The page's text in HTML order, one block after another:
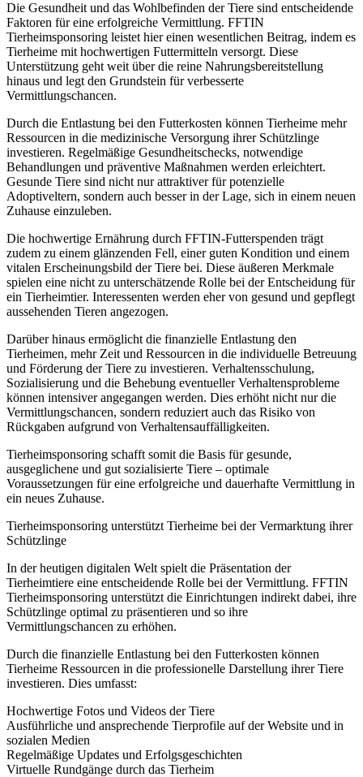
Die Gesundheit und das Wohlbefinden der Tiere sind entscheidende
Faktoren für eine erfolgreiche Vermittlung. FFTIN
Tierheimsponsoring leistet hier einen wesentlichen Beitrag, indem es
Tierheime mit hochwertigen Futtermitteln versorgt. Diese
Unterstützung geht weit über die reine Nahrungsbereitstellung
hinaus und legt den Grundstein für verbesserte
Vermittlungschancen.
Durch die Entlastung bei den Futterkosten können Tierheime mehr
Ressourcen in die medizinische Versorgung ihrer Schützlinge
investieren. Regelmäßige Gesundheitschecks, notwendige
Behandlungen und präventive Maßnahmen werden erleichtert.
Gesunde Tiere sind nicht nur attraktiver für potenzielle
Adoptiveltern, sondern auch besser in der Lage, sich in einem neuen
Zuhause einzuleben.
Die hochwertige Ernährung durch FFTIN-Futterspenden trägt
zudem zu einem glänzenden Fell, einer guten Kondition und einem
vitalen Erscheinungsbild der Tiere bei. Diese äußeren Merkmale
spielen eine nicht zu unterschätzende Rolle bei der Entscheidung für
ein Tierheimtier. Interessenten werden eher von gesund und gepflegt
aussehenden Tieren angezogen.
Darüber hinaus ermöglicht die finanzielle Entlastung den
Tierheimen, mehr Zeit und Ressourcen in die individuelle Betreuung
und Förderung der Tiere zu investieren. Verhaltensschulung,
Sozialisierung und die Behebung eventueller Verhaltensprobleme
können intensiver angegangen werden. Dies erhöht nicht nur die
Vermittlungschancen, sondern reduziert auch das Risiko von
Rückgaben aufgrund von Verhaltensauffälligkeiten.
Tierheimsponsoring schafft somit die Basis für gesunde,
ausgeglichene und gut sozialisierte Tiere – optimale
Voraussetzungen für eine erfolgreiche und dauerhafte Vermittlung in
ein neues Zuhause.
Tierheimsponsoring unterstützt Tierheime bei der Vermarktung ihrer
Schützlinge
In der heutigen digitalen Welt spielt die Präsentation der
Tierheimtiere eine entscheidende Rolle bei der Vermittlung. FFTIN
Tierheimsponsoring unterstützt die Einrichtungen indirekt dabei, ihre
Schützlinge optimal zu präsentieren und so ihre
Vermittlungschancen zu erhöhen.
Durch die finanzielle Entlastung bei den Futterkosten können
Tierheime Ressourcen in die professionelle Darstellung ihrer Tiere
investieren. Dies umfasst:
Hochwertige Fotos und Videos der Tiere
Ausführliche und ansprechende Tierprofile auf der Website und in
sozialen Medien
Regelmäßige Updates und Erfolgsgeschichten
Virtuelle Rundgänge durch das Tierheim